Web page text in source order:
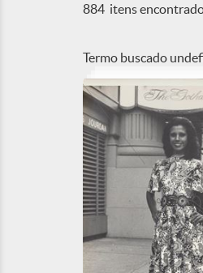
884 itens
Termo buscado